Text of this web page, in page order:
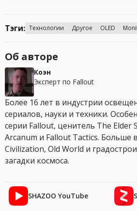
Тэги: Технологии Другое OLED
Об авторе
Коэн
Эксперт по Fallout
Более 16 лет в индустрии
сериалов, науки и техники.
серии Fallout, ценитель The Elder
Arcanum и Fallout Tactics. Больше
Civilization, Old World и
загадки космоса.
SHAZOO YouTube